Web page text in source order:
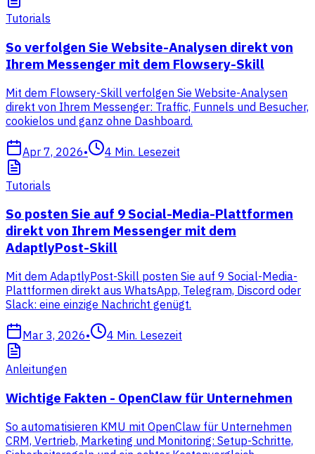
Tutorials
So verfolgen Sie Website-Analysen direkt von
Ihrem Messenger mit dem Flowsery-Skill
Mit dem Flowsery-Skill verfolgen Sie Website-Analysen
direkt von Ihrem Messenger: Traffic, Funnels und Besucher,
cookielos und ganz ohne Dashboard.
Apr 7, 2026• 4 Min. Lesezeit
Tutorials
So posten Sie auf 9 Social-Media-Plattformen
direkt von Ihrem Messenger mit dem
AdaptlyPost-Skill
Mit dem AdaptlyPost-Skill posten Sie auf 9 Social-Media-
Plattformen direkt aus WhatsApp, Telegram, Discord oder
Slack: eine einzige Nachricht genügt.
Mar 3, 2026• 4 Min. Lesezeit
Anleitungen
Wichtige Fakten - OpenClaw für Unternehmen
So automatisieren KMU mit OpenClaw für Unternehmen
CRM, Vertrieb, Marketing und Monitoring: Setup-Schritte,